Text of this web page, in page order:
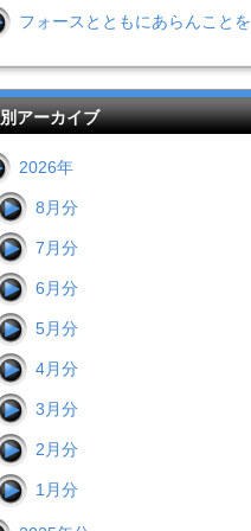
フォースとともにあらんことを
アーカイブ
2026年
8月分
7月分
6月分
5月分
4月分
3月分
2月分
1月分